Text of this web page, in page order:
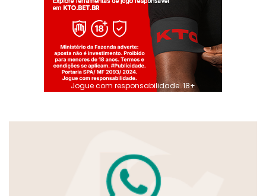
Jogue com responsabilidade. 18+